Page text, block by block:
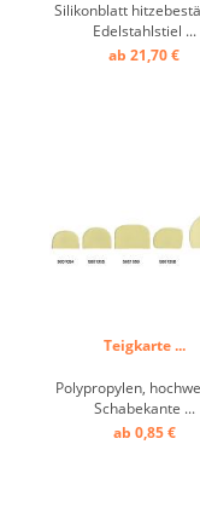
Silikonblatt
Edelstahlstiel ...
ab 21,70 €
Teigkarte ...
Polypropylen,
Schabekante ...
ab 0,85 €